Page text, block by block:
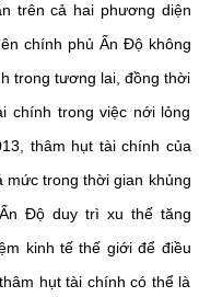
trên cả hai phương diện
chính phủ Ấn Độ không
trong tương lai, đồng thời
chính trong việc nới lỏng
thâm hụt tài chính của
mức trong thời gian khủng
Độ duy trì xu thế tăng
kinh tế thế giới để điều
hụt tài chính có thể là